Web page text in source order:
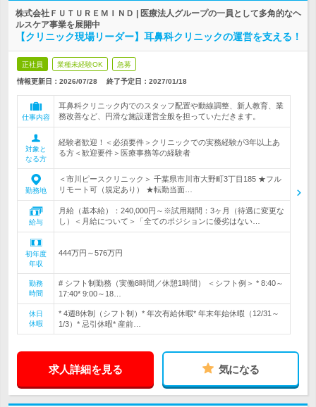
株式会社ＦＵＴＵＲＥＭＩＮＤ | 医療法人グループの一員として多角的なヘ
ルスケア事業を展開中
【クリニック現場リーダー】耳鼻科クリニックの運営を支える！
正社員 業種未経験OK 急募
情報更新日：2026/07/28 終了予定日： 2027/01/18
仕事内容
耳鼻科クリニック内でのスタッフ配置や動線調整、新人教育、業
務改善など、円滑な施設運営全般を担っていただきます。
対象と
なる方
経験者歓迎！＜必須要件＞クリニックでの実務経験が3年以上あ
る方＜歓迎要件＞医療事務等の経験者
勤務地
＜市川ピースクリニック＞ 千葉県市川市大野町3丁目185 ★フル
リモート可（規定あり） ★転勤当面…
給与
月給（基本給）：240,000円～※試用期間：3ヶ月（待遇に変更な
し）＜月給について＞「全てのポジションに優劣はない…
初年度
年収
444万円～576万円
勤務
時間
# シフト制勤務（実働8時間／休憩1時間） ＜シフト例＞ * 8:40～
17:40* 9:00～18…
休日
休暇
* 4週8休制（シフト制）* 年次有給休暇* 年末年始休暇（12/31～
1/3）* 忌引休暇* 産前…
求人詳細を見る 気になる